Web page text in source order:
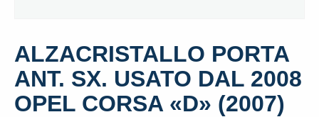
ALZACRISTALLO PORTA
ANT. SX. USATO DAL 2008
OPEL CORSA «D» (2007)